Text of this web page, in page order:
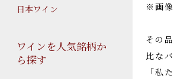
日本ワイン
ワインを人気銘柄か
ら探す
※画像
その
比な
「私